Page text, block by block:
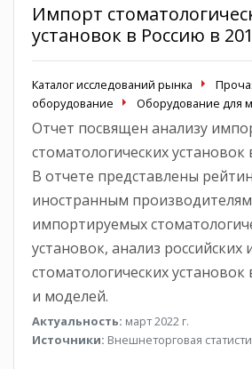
Импорт
установок в Россию в
Каталог исследований рынка
оборудование
Оборудование для
Отчет посвящен анализу
стоматологических установок
В отчете представлены
иностранным производителям
импортируемых
установок, анализ
стоматологических
и моделей.
Актуальность: март 2022 г.
Источники: Внешнеторговая